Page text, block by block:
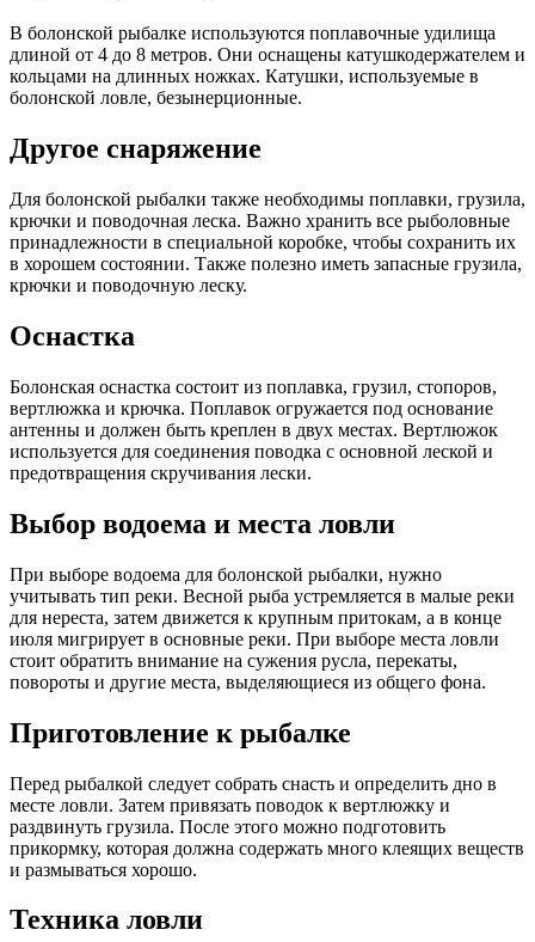
В болонской рыбалке используются поплавочные удилища
длиной от 4 до 8 метров. Они оснащены катушкодержателем и
кольцами на длинных ножках. Катушки, используемые в
болонской ловле, безынерционные.
Другое снаряжение
Для болонской рыбалки также необходимы поплавки, грузила,
крючки и поводочная леска. Важно хранить все рыболовные
принадлежности в специальной коробке, чтобы сохранить их
в хорошем состоянии. Также полезно иметь запасные грузила,
крючки и поводочную леску.
Оснастка
Болонская оснастка состоит из поплавка, грузил, стопоров,
вертлюжка и крючка. Поплавок огружается под основание
антенны и должен быть креплен в двух местах. Вертлюжок
используется для соединения поводка с основной леской и
предотвращения скручивания лески.
Выбор водоема и места ловли
При выборе водоема для болонской рыбалки, нужно
учитывать тип реки. Весной рыба устремляется в малые реки
для нереста, затем движется к крупным притокам, а в конце
июля мигрирует в основные реки. При выборе места ловли
стоит обратить внимание на сужения русла, перекаты,
повороты и другие места, выделяющиеся из общего фона.
Приготовление к рыбалке
Перед рыбалкой следует собрать снасть и определить дно в
месте ловли. Затем привязать поводок к вертлюжку и
раздвинуть грузила. После этого можно подготовить
прикормку, которая должна содержать много клеящих веществ
и размываться хорошо.
Техника ловли